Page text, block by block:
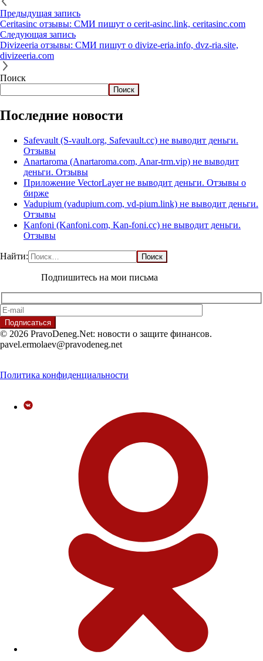
Предыдущая запись
Ceritasinc отзывы: СМИ пишут о cerit-asinc.link, ceritasinc.com
Следующая запись
Divizeeria отзывы: СМИ пишут о divize-eria.info, dvz-ria.site,
divizeeria.com
Поиск
Поиск
Последние новости
Safevault (S-vault.org, Safevault.cc) не выводит деньги.
Отзывы
Anartaroma (Anartaroma.com, Anar-trm.vip) не выводит
деньги. Отзывы
Приложение VectorLayer не выводит деньги. Отзывы о
бирже
Vadupium (vadupium.com, vd-pium.link) не выводит деньги.
Отзывы
Kanfoni (Kanfoni.com, Kan-foni.cc) не выводит деньги.
Отзывы
Найти:
Подпишитесь на мои письма
© 2026 PravoDeneg.Net: новости о защите финансов.
pavel.ermolaev@pravodeneg.net
Политика конфиденциальности